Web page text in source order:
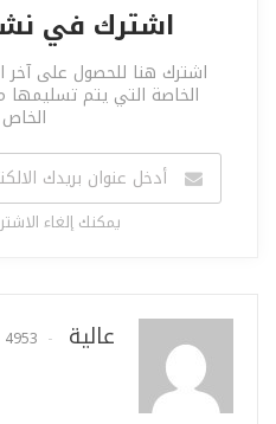
اشترك في
اشترك هنا للحصول على آخر
الخاصة التي يتم تسليمها
يمكنك إلغاء
عالية 4953 Posts